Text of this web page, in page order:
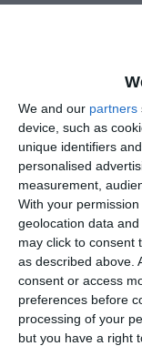
We and our partners
device, such as
unique identifiers
personalised
measurement,
With your
geolocation data
may click to consent
as described above.
consent or access
preferences before
processing of your
but you have a right
de peste 16,74
iar la categoria a
peste 83.300 de lei
înregistreaza la
483.400 de lei
La Loto 5/40, la
de peste 986.700
categoria a II-a se
peste 56.200 de lei
este în joc la
de lei.